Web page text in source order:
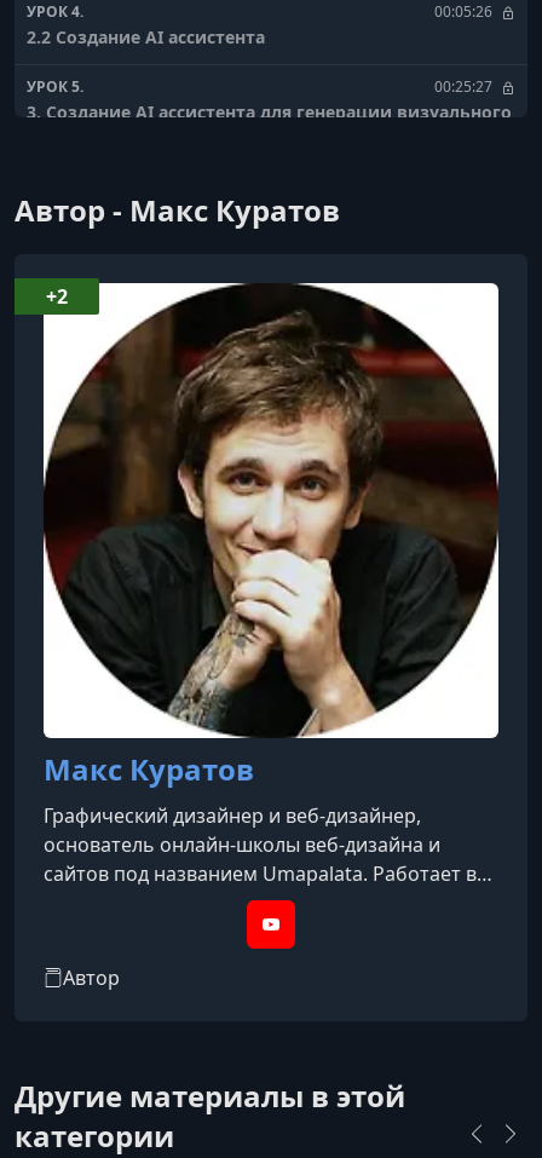
УРОК 4. 00:05:26
2.2 Создание AI ассистента
УРОК 5. 00:25:27
3. Создание AI ассистента для генерации визуального
4. Подготовка макета к дальнейшей работе
5. Генерация чистого HTML/CSS
6. Получение рабочего сайта и ссылки
УРОК 9. 00:09:51
7. Подготовка дизайна для финальной сборки
УРОК 10. 00:11:48
8. Перенос и запуск готового сайта
Автор - Макс Куратов
Макс Куратов
Графический дизайнер и веб-дизайнер,
основатель онлайн-школы веб-дизайна и
сайтов под названием Umapalata. Работает в
сфере цифрового дизайна и веб-разработки:
создаёт сайты, занимается обработкой
материалов.
YouTube
Автор
+2
Другие материалы в этой
категории